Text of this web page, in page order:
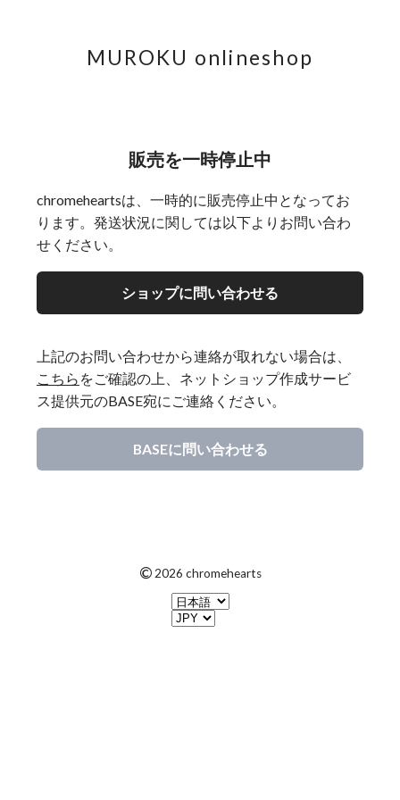
MUROKU onlineshop
販売を一時停止中
chromeheartsは、一時的に販売停止中となってお
ります。発送状況に関しては以下よりお問い合わ
せください。
ショップに問い合わせる
上記のお問い合わせから連絡が取れない場合は、
こちら をご確認の上、ネットショップ作成サービ
ス提供元のBASE宛にご連絡ください。
BASEに問い合わせる
© 2026 chromehearts